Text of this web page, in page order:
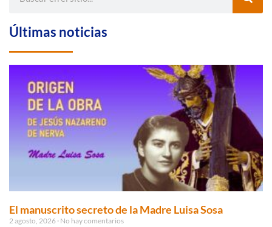
Últimas noticias
El manuscrito secreto de la Madre Luisa Sosa
2 agosto, 2026 No hay comentarios